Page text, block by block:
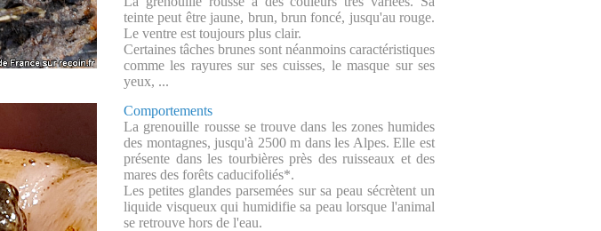
teinte peut être jaune, brun, brun foncé, jusqu'au rouge.
Le ventre est toujours plus clair.
Certaines tâches brunes sont néanmoins caractéristiques
comme les rayures sur ses cuisses, le masque sur ses
yeux, ...
Comportements
La grenouille rousse se trouve dans les zones humides
des montagnes, jusqu'à 2500 m dans les Alpes. Elle est
présente dans les tourbières près des ruisseaux et des
mares des forêts caducifoliés*.
Les petites glandes parsemées sur sa peau sécrètent un
liquide visqueux qui humidifie sa peau lorsque l'animal
se retrouve hors de l'eau.